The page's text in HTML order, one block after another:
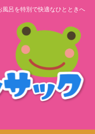
呂を特別で快適なひとときへ